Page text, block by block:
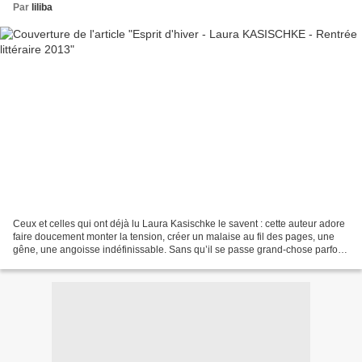
Par liliba
Ceux et celles qui ont déjà lu Laura Kasischke le savent : cette auteur adore
faire doucement monter la tension, créer un malaise au fil des pages, une
gêne, une angoisse indéfinissable. Sans qu’il se passe grand-chose parfois.